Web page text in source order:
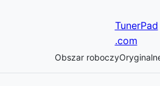
TunerPad
.com
Obszar roboczy